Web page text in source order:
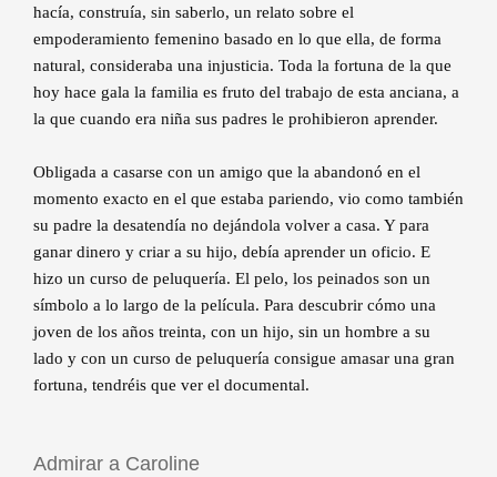
hacía, construía, sin saberlo, un relato sobre el
empoderamiento femenino basado en lo que ella, de forma
natural, consideraba una injusticia. Toda la fortuna de la que
hoy hace gala la familia es fruto del trabajo de esta anciana, a
la que cuando era niña sus padres le prohibieron aprender.
Obligada a casarse con un amigo que la abandonó en el
momento exacto en el que estaba pariendo, vio como también
su padre la desatendía no dejándola volver a casa. Y para
ganar dinero y criar a su hijo, debía aprender un oficio. E
hizo un curso de peluquería. El pelo, los peinados son un
símbolo a lo largo de la película. Para descubrir cómo una
joven de los años treinta, con un hijo, sin un hombre a su
lado y con un curso de peluquería consigue amasar una gran
fortuna, tendréis que ver el documental.
Admirar a Caroline